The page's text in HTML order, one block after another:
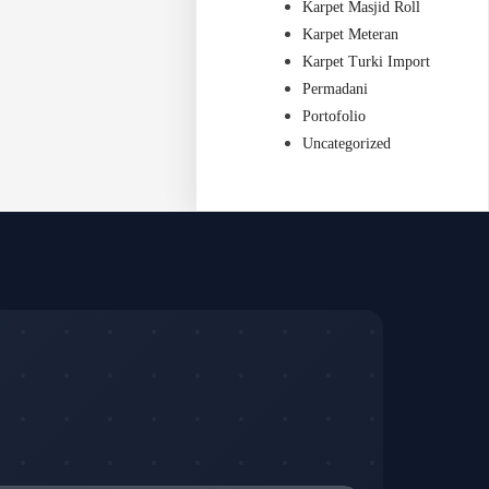
Karpet Masjid Roll
Karpet Meteran
Karpet Turki Import
Permadani
Portofolio
Uncategorized